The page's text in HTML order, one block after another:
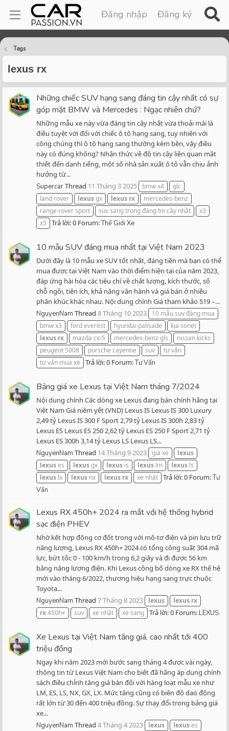
Đăng nhập Đăng ký
Tags
lexus rx
Những chiếc SUV hạng sang đáng tin cậy nhất có sự
góp mặt BMW và Mercedes : Ngạc nhiên chứ?
Những mẫu xe này vừa đáng tin cậy nhất vừa thoải mái là
điều tuyệt vời đối với chiếc ô tô hạng sang, tuy nhiên với
công chúng thì ô tô hạng sang thường kém bền, vậy điều
này có đúng không? Nhận thức về độ tin cậy liên quan mật
thiết đến danh tiếng, một số nhà sản xuất ô tô vẫn chịu ảnh
hưởng từ...
SupercarThread 11 Tháng 3 2025 bmw x4
glc
land rover
lexusgx lexus rx
mercedes-benz
range rover sport
suv sang trọng đáng tin cậy nhất
x3
x5
Trả lời: 0 Forum:Thế Giới Xe
10 mẫu SUV đáng mua nhất tại Việt Nam 2023
Dưới đây là 10 mẫu xe SUV tốt nhất, đáng tiền mà bạn có thể
mua được tại Việt Nam vào thời điểm hiện tại của năm 2023,
đáp ứng hài hòa các tiêu chí về chất lượng, kích thước, số
chỗ ngồi, tiện ích, khả năng vận hành và giá bán ở nhiều
phân khúc khác nhau. Nội dung chính Giá tham khảo 519 –...
NguyenNam Thread 8 Tháng 10 2023
10 mẫu suv đáng mua
bmw x3
ford everest hyundai palisade
kia sonet
lexus rx mazda cx-5 mercedes-benz gls
nissan kicks
peugeot 5008
porsche cayenne suv
tư vấn
tư vấn mua xe
Trả lời: 0 Forum:Tư Vấn
Bảng giá xe Lexus tại Việt Nam tháng 7/2024
Nội dung chính Các dòng xe Lexus đang bán chính hãng tại
Việt Nam Giá niêm yết (VND) Lexus IS Lexus IS 300 Luxury
2,49 tỷ Lexus IS 300 F Sport 2,79 tỷ Lexus IS 300h 2,83 tỷ
Lexus ES Lexus ES 250 2,62 tỷ Lexus ES 250 F Sport 2,71 tỷ
Lexus ES 300h 3,14 tỷ Lexus LS Lexus LS...
NguyenNam Thread 14 Tháng 9 2023 giá xe
lexus
lexuses lexusgx lexus is lexus lm lexus ls
lexus lx lexus nx lexus rx xe nhật Trả lời: 0 Forum:Tư
Vấn
Lexus RX 450h+ 2024 ra mắt với hệ thống hybrid
sạc điện PHEV
Nhờ kết hợp động cơ đốt trong với mô-tơ điện và pin lưu trữ
năng lượng, Lexus RX 450h+ 2024 có tổng công suất 304 mã
lực, bứt tốc 0 - 100 km/h trong 6,2 giây và đi được 56 km
bằng năng lượng điện. Khi Lexus công bố dòng xe RX thế hệ
mới vào tháng 6/2022, thương hiệu hạng sang trực thuộc
Toyota...
NguyenNam Thread 7 Tháng 8 2023 lexus lexus rx
rx450h+ suv xe nhật xe sang Trả lời: 0 Forum:LEXUS
Xe Lexus tại Việt Nam tăng giá, cao nhất tới 400
triệu đồng
Ngay khi năm 2023 mới bước sang tháng 4 được vài ngày,
thông tin từ Lexus Việt Nam cho biết đã hãng áp dụng chính
sách điều chỉnh tăng giá bán đối với hàng loạt mẫu xe như
LM, ES, LS, NX, GX, LX. Mức tăng cũng có biên độ dao động
rất lớn từ 30 đến 400 triệu đồng. Sự thay đổi trong bảng giá
xe...
NguyenNam Thread 4 Tháng 4 2023 lexus lexuses